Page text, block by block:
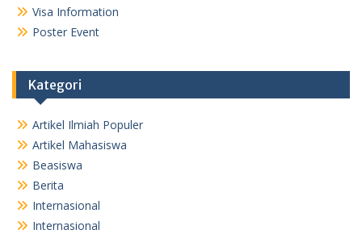
Visa Information
Poster Event
Kategori
Artikel Ilmiah Populer
Artikel Mahasiswa
Beasiswa
Berita
Internasional
Internasional